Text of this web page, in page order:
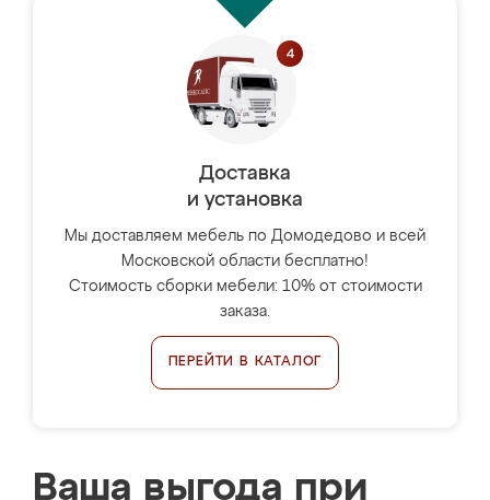
Доставка
и установка
Мы доставляем мебель по Домодедово и всей
Московской области бесплатно!
Стоимость сборки мебели: 10% от стоимости
заказа.
ПЕРЕЙТИ В КАТАЛОГ
Ваша выгода при